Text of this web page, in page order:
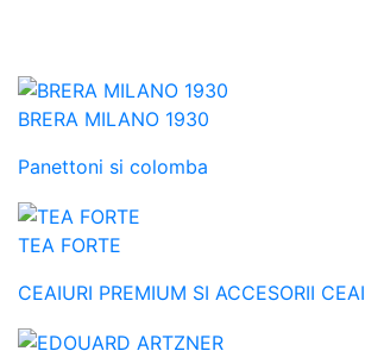
BRERA MILANO 1930
Panettoni si colomba
TEA FORTE
CEAIURI PREMIUM SI ACCESORII CEAI